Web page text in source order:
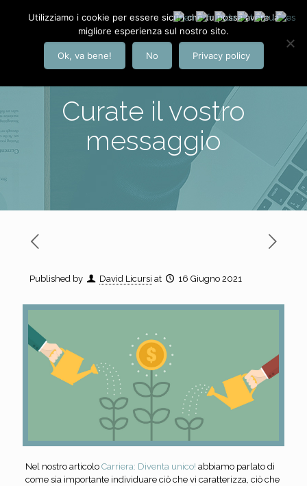
Curate il vostro
messaggio
Published by David Licursi at 16 Giugno 2021
Nel nostro articolo Carriera: Diventa unico! abbiamo parlato di
come sia importante individuare ciò che vi caratterizza, ciò che
Utilizziamo i cookie per essere sicuri che tu possa avere la
migliore esperienza sul nostro sito.
Ok, va bene! No Privacy policy